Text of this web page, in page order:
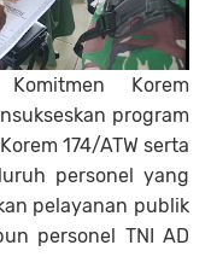
Komitmen Korem
program
174/ATW serta
personel yang
pelayanan publik
personel TNI AD